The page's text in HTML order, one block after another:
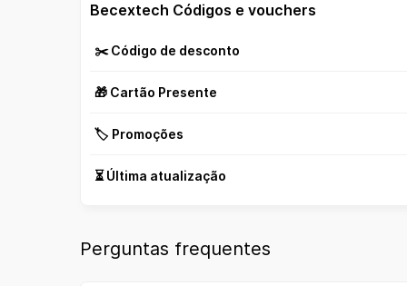
Becextech Códigos e vouchers
✂️ Código de desconto
🎁 Cartão Presente
🏷️ Promoções
⏳ Última atualização
Perguntas frequentes